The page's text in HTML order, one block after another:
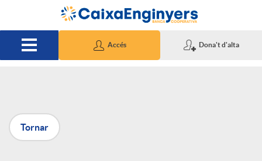
Salta al contingut principal
Accés Dona't d'alta
P
u
Tornar